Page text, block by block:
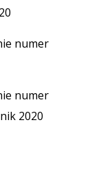
numer
numer
2020